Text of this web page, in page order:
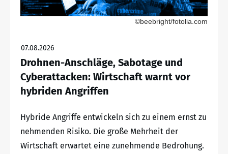
©beebright/fotolia.com
07.08.2026
Drohnen-Anschläge, Sabotage und
Cyberattacken: Wirtschaft warnt vor
hybriden Angriffen
Hybride Angriffe entwickeln sich zu einem ernst zu
nehmenden Risiko. Die große Mehrheit der
Wirtschaft erwartet eine zunehmende Bedrohung.